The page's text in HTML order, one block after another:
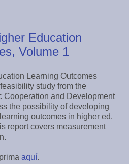
Education
Volume 1
Learning Outcomes
study from the
Cooperation and Development
the possibility of developing
outcomes in higher ed.
report covers measurement
aquí.